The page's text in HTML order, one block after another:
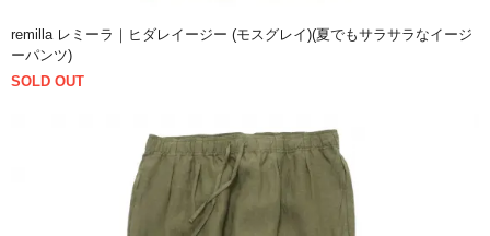
remilla レミーラ｜ヒダレイージー (モスグレイ)(夏でもサラサラなイージ
ーパンツ)
SOLD OUT